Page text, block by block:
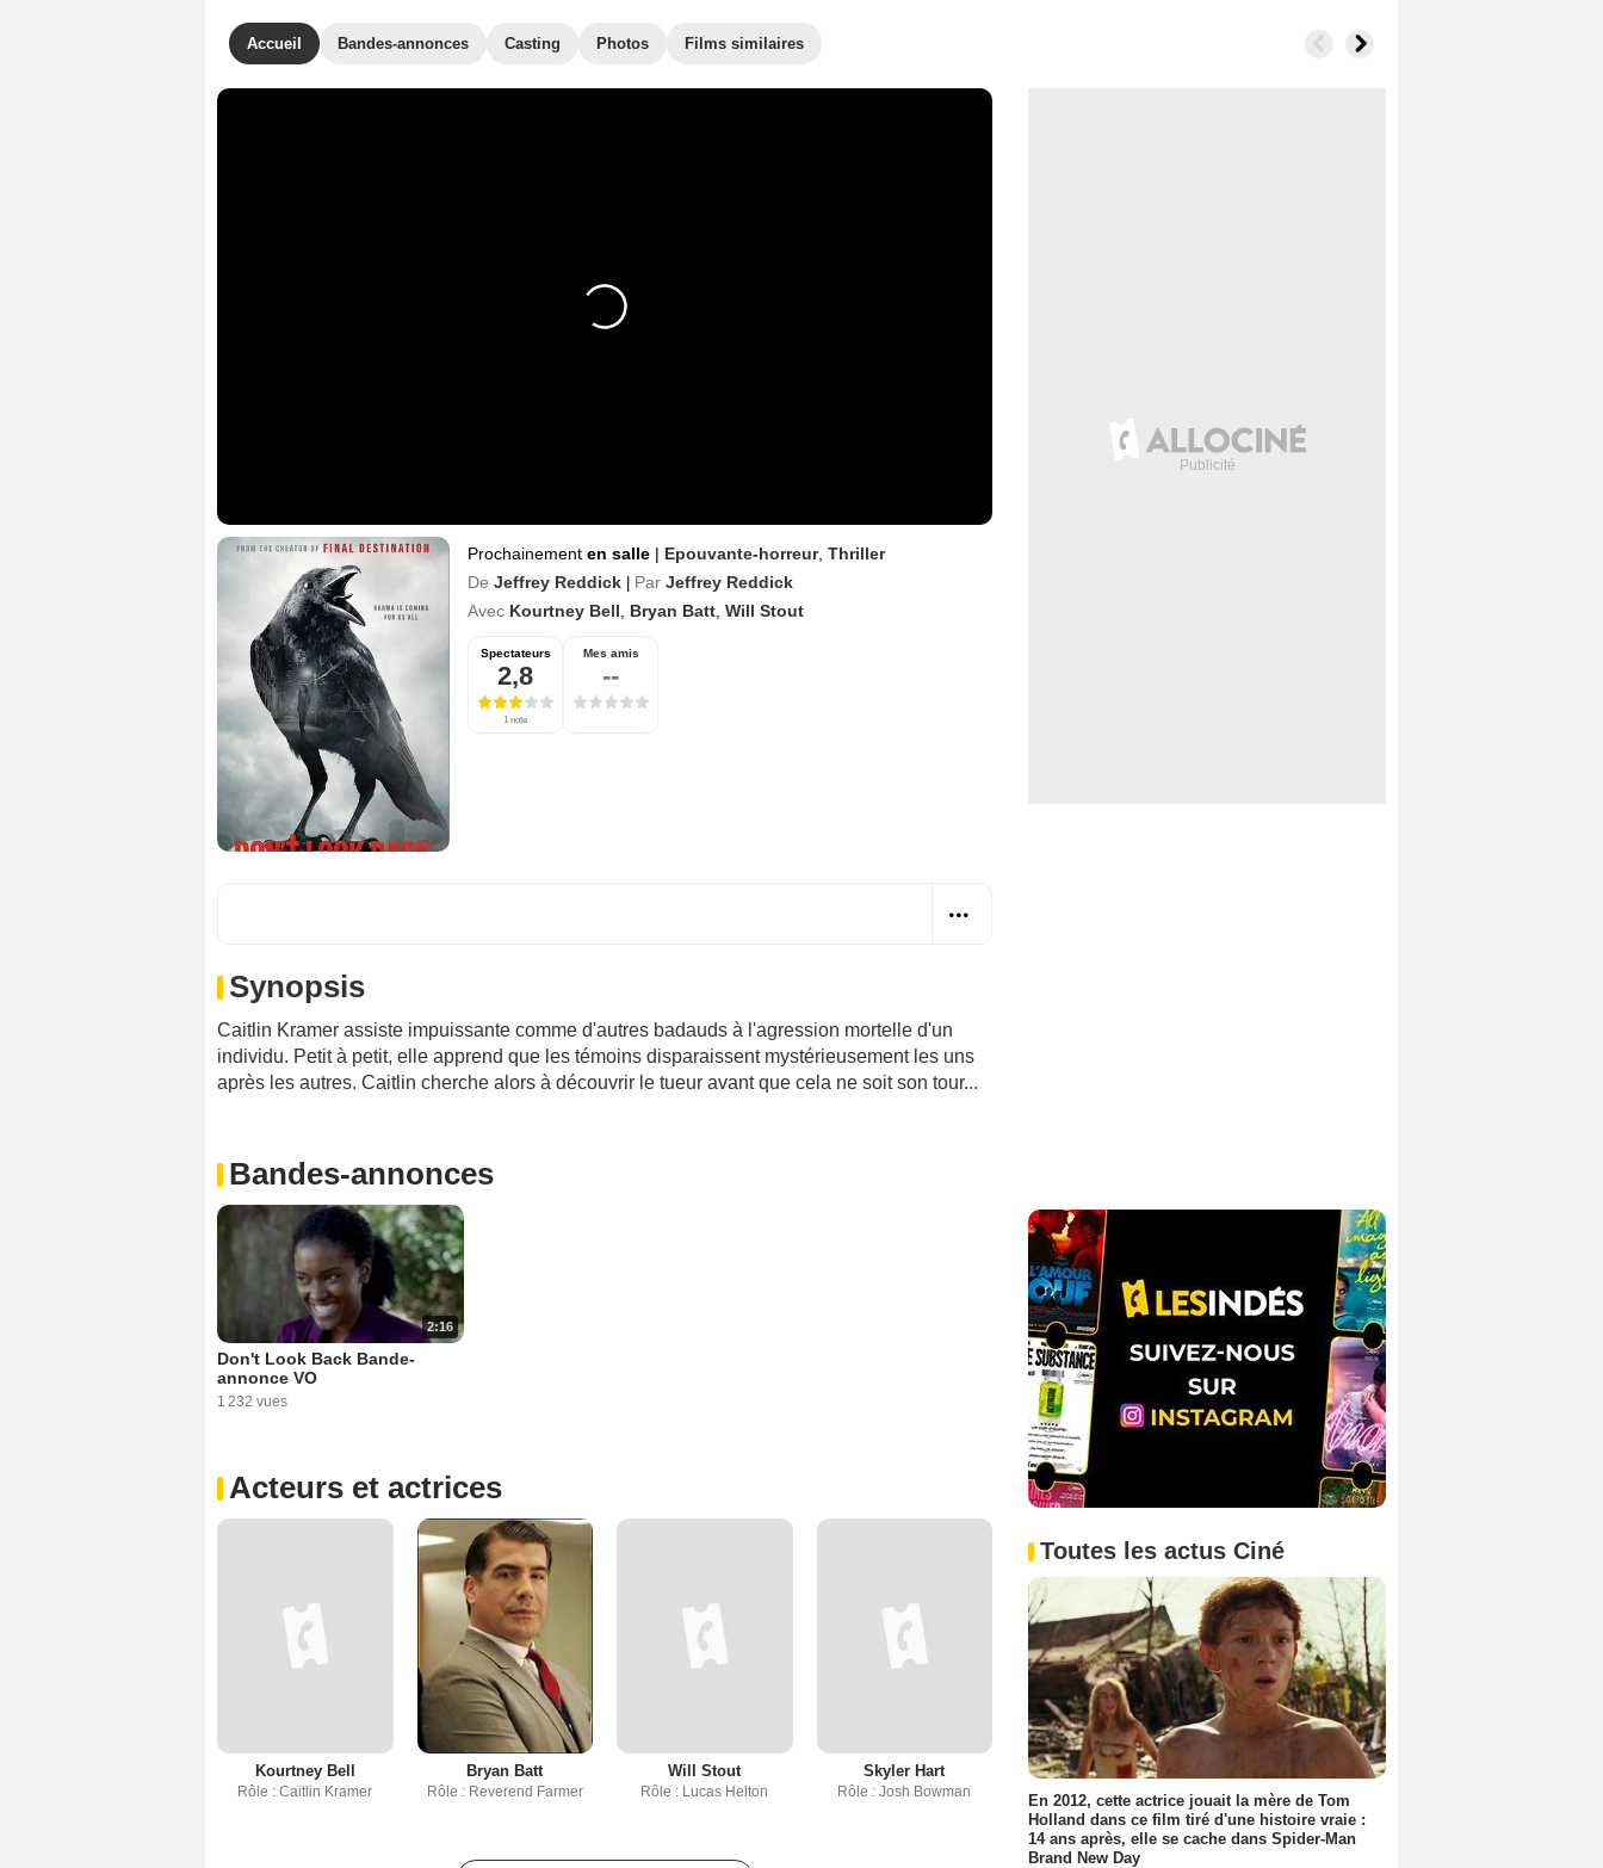
Accueil Bandes-annonces Casting Photos Films similaires
Prochainement en salle | Epouvante-horreur, Thriller
De Jeffrey Reddick | Par Jeffrey Reddick
Avec Kourtney Bell Bryan Batt Will Stout
Spectateurs
2,8
1 note
Mes amis
--
Synopsis
Caitlin Kramer assiste impuissante comme d'autres badauds à l'agression mortelle d'un
individu. Petit à petit, elle apprend que les témoins disparaissent mystérieusement les uns
après les autres. Caitlin cherche alors à découvrir le tueur avant que cela ne soit son tour...
Bandes-annonces
2:16
Don't Look Back Bande-
annonce VO
1 232 vues
Acteurs et actrices
Kourtney Bell
Rôle : Caitlin Kramer
Bryan Batt
Rôle : Reverend Farmer
Will Stout
Rôle : Lucas Helton
Skyler Hart
Rôle : Josh Bowman
Toutes les actus Ciné
En 2012, cette actrice jouait la mère de Tom
Holland dans ce film tiré d'une histoire vraie :
14 ans après, elle se cache dans Spider-Man
Brand New Day